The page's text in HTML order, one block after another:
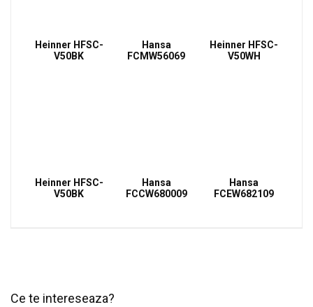
Heinner HFSC-
V50BK
Hansa
FCMW56069
Heinner HFSC-
V50WH
Heinner HFSC-
V50BK
Hansa
FCCW680009
Hansa
FCEW682109
Ce te intereseaza?